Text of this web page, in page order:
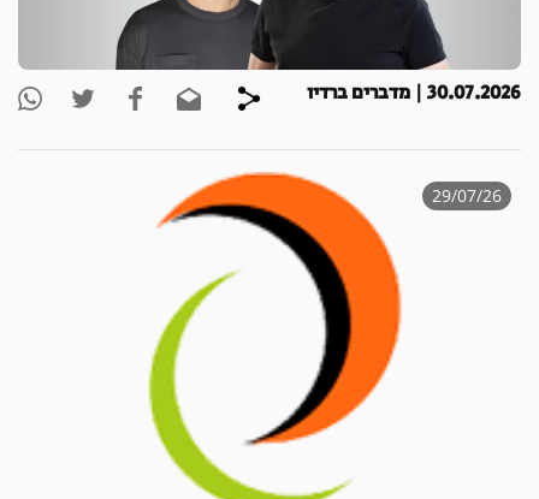
30.07.2026 | מדברים ברדיו
29/07/26